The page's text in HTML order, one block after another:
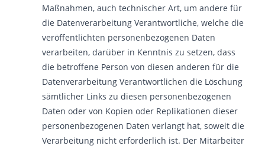
Maßnahmen, auch technischer Art, um andere für
die Datenverarbeitung Verantwortliche, welche die
veröffentlichten personenbezogenen Daten
verarbeiten, darüber in Kenntnis zu setzen, dass
die betroffene Person von diesen anderen für die
Datenverarbeitung Verantwortlichen die Löschung
sämtlicher Links zu diesen personenbezogenen
Daten oder von Kopien oder Replikationen dieser
personenbezogenen Daten verlangt hat, soweit die
Verarbeitung nicht erforderlich ist. Der Mitarbeiter